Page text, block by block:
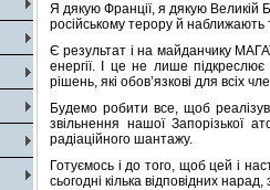
Я дякую Франції, я дякую Великій
російському терору й наближають
Є результат і на майданчику
енергії. І це не лише
рішень, які обов’язкові для всіх
Будемо робити все, щоб
звільнення нашої Запорізької
радіаційного шантажу.
Готуємось і до того, щоб цей і
сьогодні кілька відповідних